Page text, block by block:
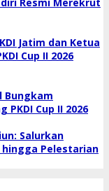
Resmi Merekrut
Jatim dan Ketua
Cup II 2026
Bungkam
PKDI Cup II 2026
Salurkan
hingga Pelestarian